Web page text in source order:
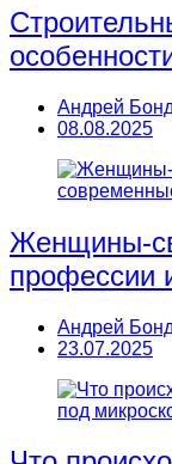
Андрей
08.08.2025
Женщины-
профессии
Андрей
23.07.2025